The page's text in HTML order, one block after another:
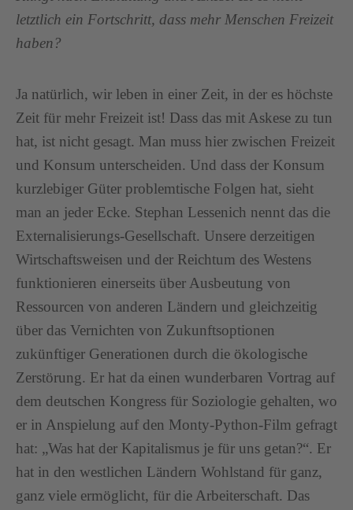
letztlich ein Fortschritt, dass mehr Menschen Freizeit
haben?
Ja natürlich, wir leben in einer Zeit, in der es höchste
Zeit für mehr Freizeit ist! Dass das mit Askese zu tun
hat, ist nicht gesagt. Man muss hier zwischen Freizeit
und Konsum unterscheiden. Und dass der Konsum
kurzlebiger Güter problemtische Folgen hat, sieht
man an jeder Ecke. Stephan Lessenich nennt das die
Externalisierungs-Gesellschaft. Unsere derzeitigen
Wirtschaftsweisen und der Reichtum des Westens
funktionieren einerseits über Ausbeutung von
Ressourcen von anderen Ländern und gleichzeitig
über das Vernichten von Zukunftsoptionen
zukünftiger Generationen durch die ökologische
Zerstörung. Er hat da einen wunderbaren Vortrag auf
dem deutschen Kongress für Soziologie gehalten, wo
er in Anspielung auf den Monty-Python-Film gefragt
hat: „Was hat der Kapitalismus je für uns getan?“. Er
hat in den westlichen Ländern Wohlstand für ganz,
ganz viele ermöglicht, für die Arbeiterschaft. Das